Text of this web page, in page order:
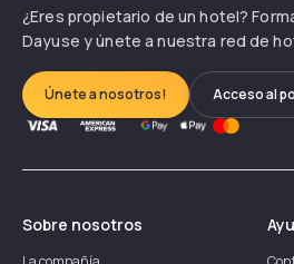
¿Eres propietario de un hotel?
Dayuse y únete a nuestra red de
Únete a nosotros! Acceso al
Sobre nosotros